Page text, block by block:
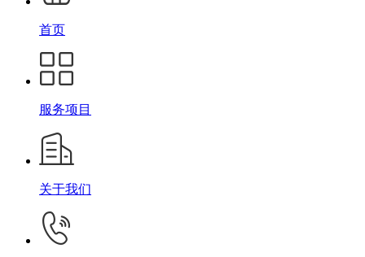
首页
服务项目
关于我们